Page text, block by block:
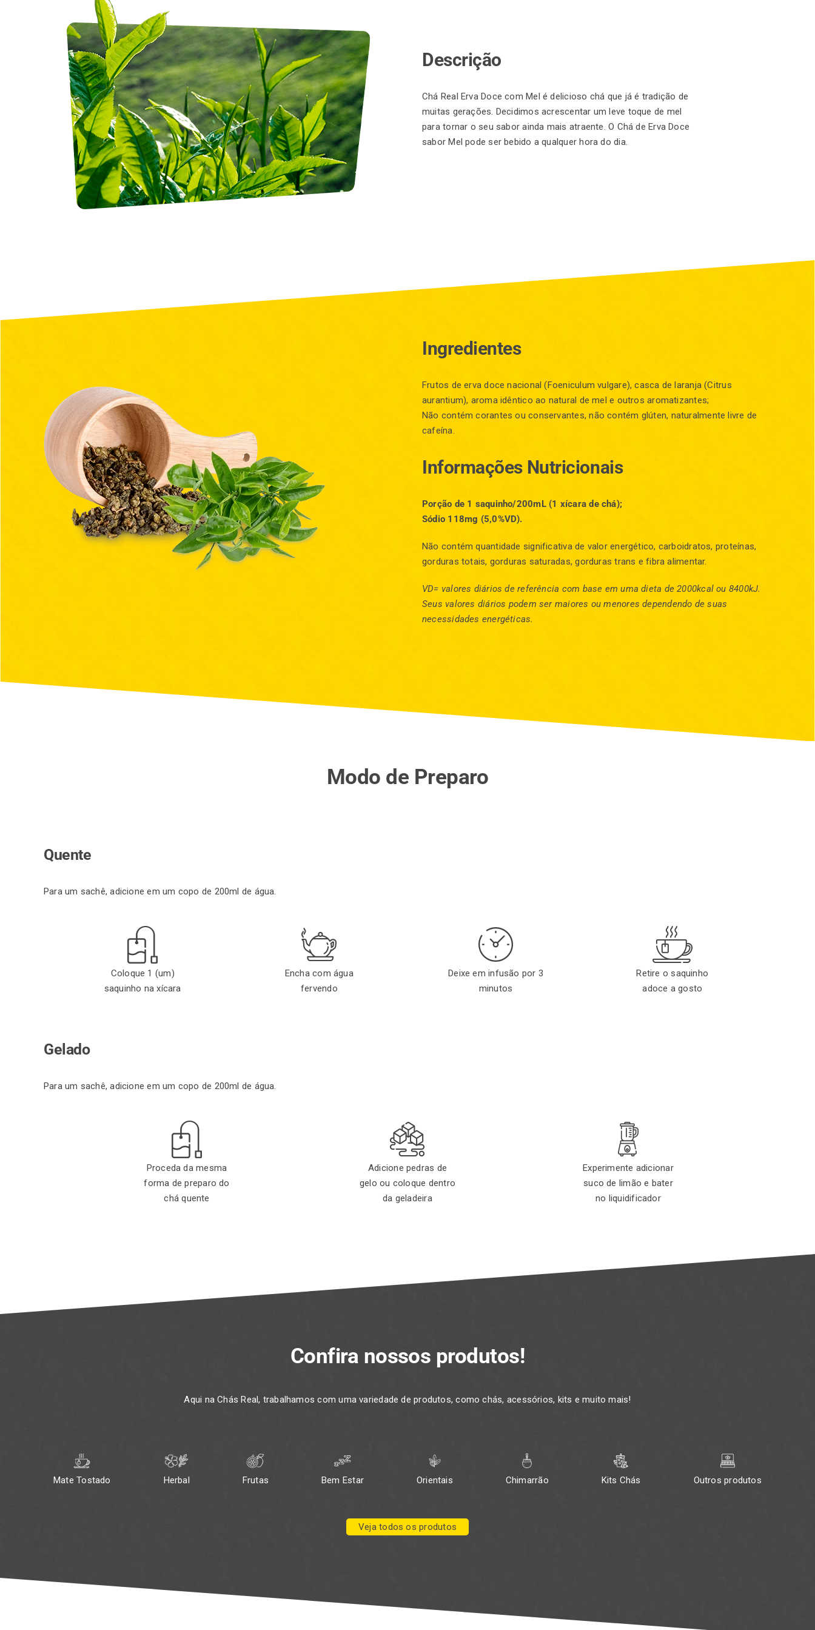
Descrição
Chá Real Erva Doce com Mel é delicioso chá que já é tradição de
muitas gerações. Decidimos acrescentar um leve toque de mel
para tornar o seu sabor ainda mais atraente. O Chá de Erva Doce
sabor Mel pode ser bebido a qualquer hora do dia.
Ingredientes
Frutos de erva doce nacional (Foeniculum vulgare), casca de laranja (Citrus
aurantium), aroma idêntico ao natural de mel e outros aromatizantes;
Não contém corantes ou conservantes, não contém glúten, naturalmente livre de
cafeína.
Informações Nutricionais
Porção de 1 saquinho/200mL (1 xícara de chá);
Sódio 118mg (5,0%VD).
Não contém quantidade significativa de valor energético, carboidratos, proteínas,
gorduras totais, gorduras saturadas, gorduras trans e fibra alimentar.
VD= valores diários de referência com base em uma dieta de 2000kcal ou 8400kJ.
Seus valores diários podem ser maiores ou menores dependendo de suas
necessidades energéticas.
Modo de Preparo
Quente
Para um sachê, adicione em um copo de 200ml de água.
Coloque 1 (um)
saquinho na xícara
Encha com água
fervendo
Deixe em infusão por 3
minutos
Retire o saquinho
adoce a gosto
Gelado
Para um sachê, adicione em um copo de 200ml de água.
Proceda da mesma
forma de preparo do
chá quente
Adicione pedras de
gelo ou coloque dentro
da geladeira
Experimente adicionar
suco de limão e bater
no liquidificador
Confira nossos produtos!
Aqui na Chás Real, trabalhamos com uma variedade de produtos, como chás, acessórios, kits e muito mais!
Mate Tostado Herbal Frutas Bem Estar Orientais Chimarrão Kits Chás Outros produtos
Veja todos os produtos